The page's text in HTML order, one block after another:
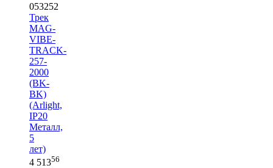
053252
Трек
MAG-
VIBE-
TRACK-
257-
2000
(BK-
BK)
(Arlight,
IP20
Металл,
5
лет)
4 51356